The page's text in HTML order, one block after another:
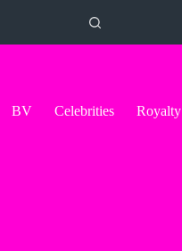
BV Celebrities Royalty